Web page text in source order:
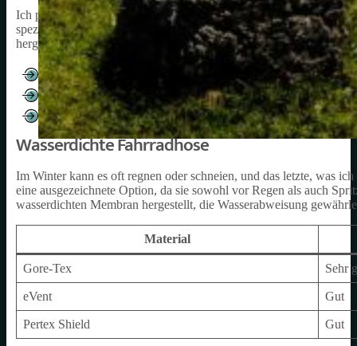
Ich persönlich finde gefütterte Fahrradhosen äußerst wichtig für
spezielles Futter, das Isolation bietet und meine Beine vor Kälte
hergestellt, die für hervorragende Wärmeeigenschaften bekannt
Fleece-Futter
Thermo-Futter
Isolation
Wasserdichte Fahrradhose
Im Winter kann es oft regnen oder schneien, und das letzte, was
eine ausgezeichnete Option, da sie sowohl vor Regen als auch
wasserdichten Membran hergestellt, die Wasserabweisung
Material
Gore-Tex Sehr
eVent Gut
Pertex Shield Gut